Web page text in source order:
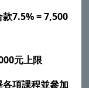
款7.5% = 7,500
元上限
項課程並參加